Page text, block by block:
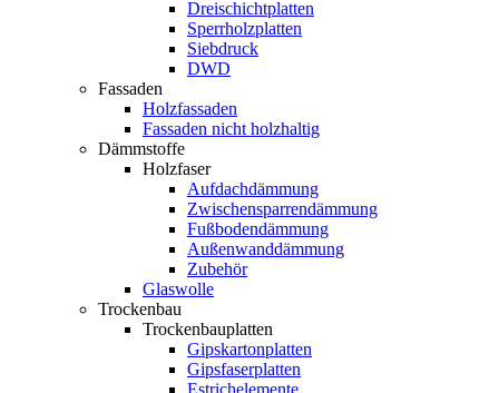
Dreischichtplatten
Sperrholzplatten
Siebdruck
DWD
Fassaden
Holzfassaden
Fassaden nicht holzhaltig
Dämmstoffe
Holzfaser
Aufdachdämmung
Zwischensparrendämmung
Fußbodendämmung
Außenwanddämmung
Zubehör
Glaswolle
Trockenbau
Trockenbauplatten
Gipskartonplatten
Gipsfaserplatten
Estrichelemente